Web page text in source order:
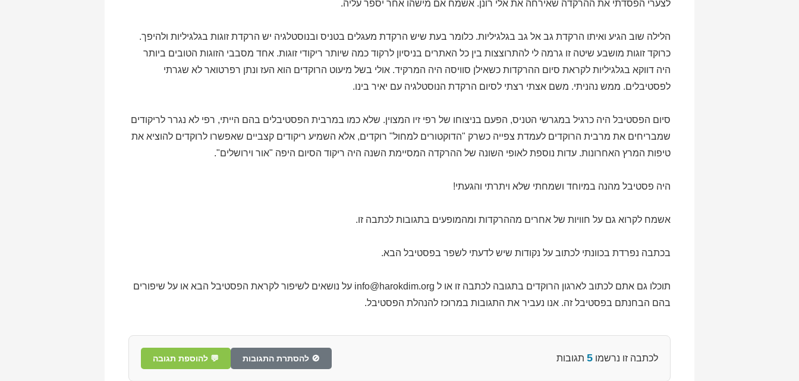
לצערי הפסדתי את ההרקדה שאירחה את אלי רונן. אשמח אם מישהו אחר יספר עליה.
הלילה שוב הגיע ואיתו הרקדת גב אל גב בגלגיליות. כלומר בעת שיש הרקדת מעגלים בטניס ובנוסטלגיה יש הרקדת זוגות בגלגיליות ולהיפך.
כרוקד זוגות מושבע שיטה זו גרמה לי להתרוצצות בין כל האתרים בניסיון לרקוד כמה שיותר ריקודי זוגות. אחד מסבבי הזוגות הטובים ביותר
היה דווקא בגלגיליות לקראת סיום ההרקדות כשאילן סוויסה היה המרקיד. אולי בשל מיעוט הרוקדים הוא העז ונתן רפרטואר לא שגרתי
לפסטיבלים. ממש נהניתי. משם אצתי רצתי לסיום הרקדת הנוסטלגיה עם יאיר בינו.
סיום הפסטיבל היה כרגיל במגרשי הטניס, הפעם בניצוחו של רפי זיו המצוין. שלא כמו במרבית הפסטיבלים בהם הייתי, רפי לא נגרר לריקודים
שמבריחים את מרבית הרוקדים לעמדת צפייה כשרק "הדוקטורים למחול" רוקדים, אלא השמיע ריקודים קצביים שאפשרו לרוקדים להוציא את
טיפות המרץ האחרונות. עדות נוספת לאופי השונה של ההרקדה המסיימת השנה היה ריקוד הסיום היפה "אור וירושלים".
היה פסטיבל מהנה במיוחד ושמחתי שלא ויתרתי והגעתי!
אשמח לקרוא גם על חוויות של אחרים מההרקדות ומהמופעים בתגובות לכתבה זו.
בכתבה נפרדת בכוונתי לכתוב על נקודות שיש לדעתי לשפר בפסטיבל הבא.
תוכלו גם אתם לכתוב לארגון הרוקדים בתגובה לכתבה זו או ל info@harokdim.org על נושאים לשיפור לקראת הפסטיבל הבא או על שיפורים
בהם הבחנתם בפסטיבל זה. אנו נעביר את התגובות במרוכז להנהלת הפסטיבל.
לכתבה זו נרשמו 5 תגובות 🚫 להסתרת התגובות 💬 להוספת תגובה